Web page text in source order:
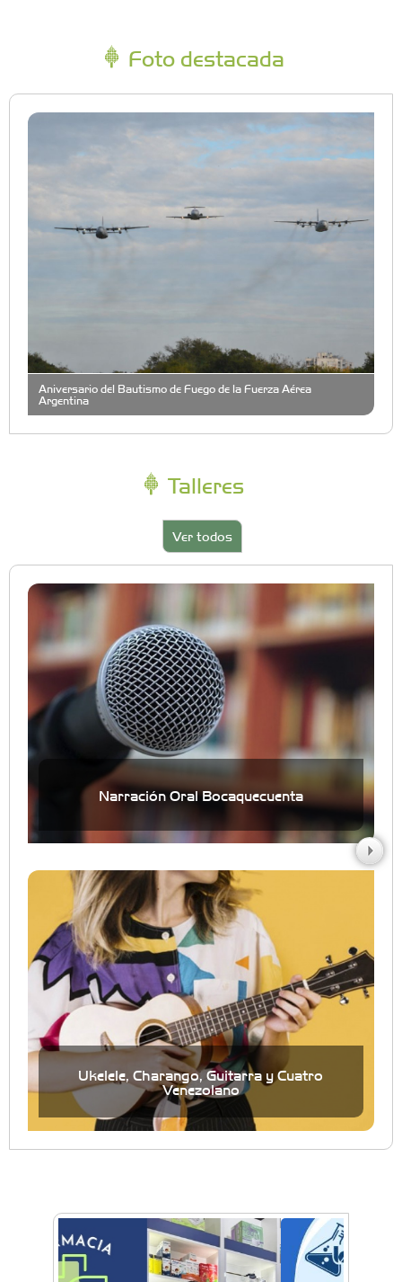
Foto destacada
Aniversario del Bautismo de Fuego de la Fuerza Aérea
Argentina
Talleres
Ver todos
Narración Oral Bocaquecuenta
Ukelele, Charango, Guitarra y Cuatro
Venezolano